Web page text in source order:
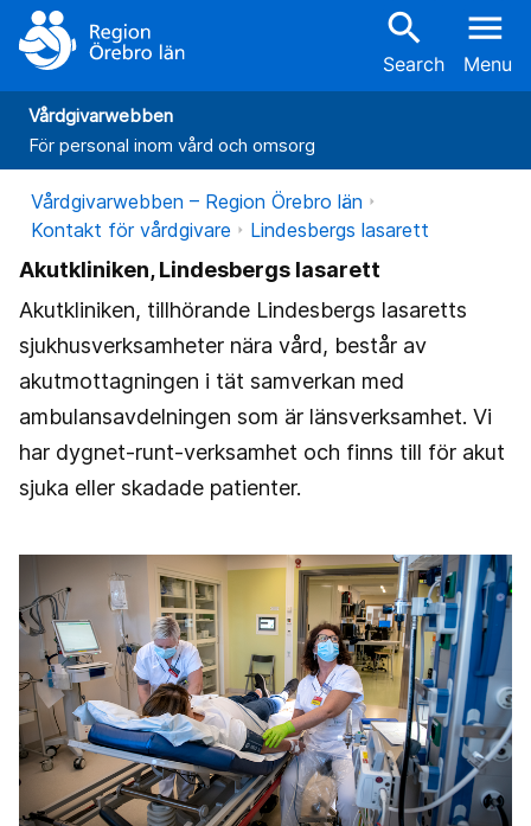
search
Search
menu
Menu
Vårdgivarwebben
För personal inom vård och omsorg
Vårdgivarwebben – Region Örebro län
Kontakt för vårdgivare
Lindesbergs lasarett
Akutkliniken, Lindesbergs lasarett
Akutkliniken, tillhörande Lindesbergs lasaretts
sjukhusverksamheter nära vård, består av
akutmottagningen i tät samverkan med
ambulansavdelningen som är länsverksamhet. Vi
har dygnet-runt-verksamhet och finns till för akut
sjuka eller skadade patienter.